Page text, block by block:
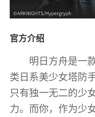
官方介绍
明日方舟是一
类日系美少女塔防
只有独一无二的少
力。而你，作为少